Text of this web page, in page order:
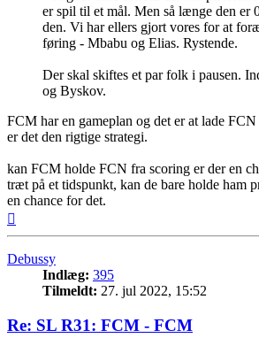
er spil til et mål. Men så længe den er
den. Vi har ellers gjort vores for at
føring - Mbabu og Elias. Rystende.
Der skal skiftes et par folk i pausen.
og Byskov.
FCM har en gameplan og det er at lade
er det den rigtige strategi.
kan FCM holde FCN fra scoring er der en
træt på et tidspunkt, kan de bare holde ham
en chance for det.
Debussy
Indlæg: 395
Tilmeldt: 27. jul 2022, 15:52
Re: SL R31: FCM - FCM